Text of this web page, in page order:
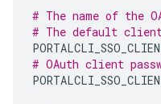
# The name of the
# The default
# OAuth client